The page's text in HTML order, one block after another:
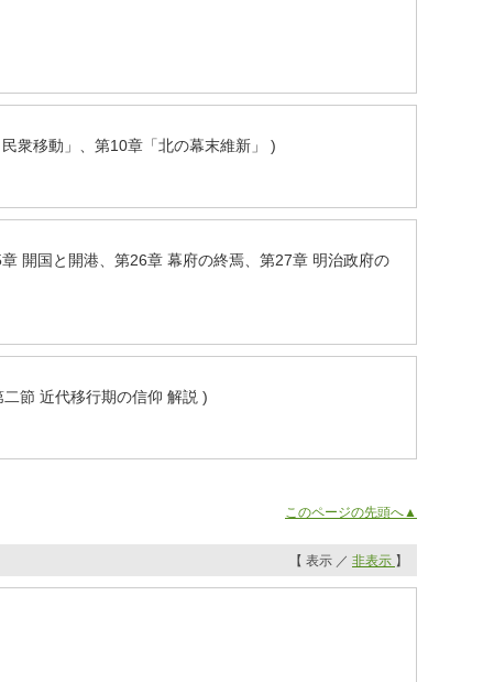
衆移動」、第10章「北の幕末維新」 )
開国と開港、第26章 幕府の終焉、第27章 明治政府の
節 近代移行期の信仰 解説 )
このページの先頭へ▲
【 表示 ／ 非表示 】